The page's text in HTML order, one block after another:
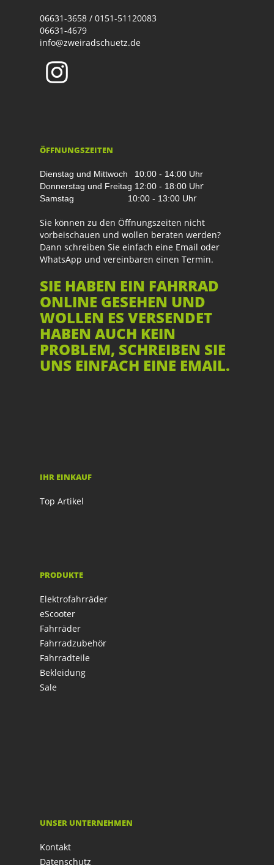
06631-3658 / 0151-51120083
06631-4679
info@zweiradschuetz.de
ÖFFNUNGSZEITEN
Dienstag und Mittwoch
10:00 - 14:00 Uhr
Donnerstag und Freitag 12:00 - 18:00 Uhr
Samstag 10:00 - 13:00 Uhr
Sie können zu den Öffnungszeiten nicht
vorbeischauen und wollen beraten werden?
Dann schreiben Sie einfach eine Email oder
WhatsApp und vereinbaren einen Termin.
SIE HABEN EIN FAHRRAD
ONLINE GESEHEN UND
WOLLEN ES VERSENDET
HABEN AUCH KEIN
PROBLEM, SCHREIBEN SIE
UNS EINFACH EINE EMAIL.
IHR EINKAUF
Top Artikel
PRODUKTE
Elektrofahrräder
eScooter
Fahrräder
Fahrradzubehör
Fahrradteile
Bekleidung
Sale
UNSER UNTERNEHMEN
Kontakt
Datenschutz